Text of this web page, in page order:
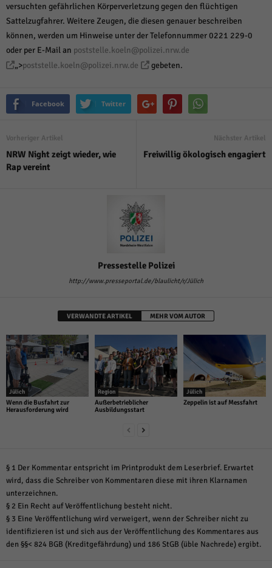
versuchten gefährlichen Körperverletzung gegen den flüchtigen
Sattelzugfahrer. Weitere Zeugen, die diesen genauer beschreiben
können, werden um Hinweise unter der Telefonnummer 0221 229-0
oder per E-Mail an poststelle.koeln@polizei.nrw.de
„>poststelle.koeln@polizei.nrw.de gebeten.
Facebook Twitter
Vorheriger Artikel
NRW Night zeigt wieder, wie
Rap vereint
Nächster Artikel
Freiwillig ökologisch engagiert
Pressestelle Polizei
http://www.presseportal.de/blaulicht/r/Jülich
VERWANDTE ARTIKEL MEHR VOM AUTOR
Jülich
Wenn die Busfahrt zur
Herausforderung wird
Region
Außerbetrieblicher
Ausbildungsstart
Jülich
Zeppelin ist auf Messfahrt
§ 1 Der Kommentar entspricht im Printprodukt dem Leserbrief. Erwartet
wird, dass die Schreiber von Kommentaren diese mit ihren Klarnamen
unterzeichnen.
§ 2 Ein Recht auf Veröffentlichung besteht nicht.
§ 3 Eine Veröffentlichung wird verweigert, wenn der Schreiber nicht zu
identifizieren ist und sich aus der Veröffentlichung des Kommentares aus
den §§< 824 BGB (Kreditgefährdung) und 186 StGB (üble Nachrede) ergibt.